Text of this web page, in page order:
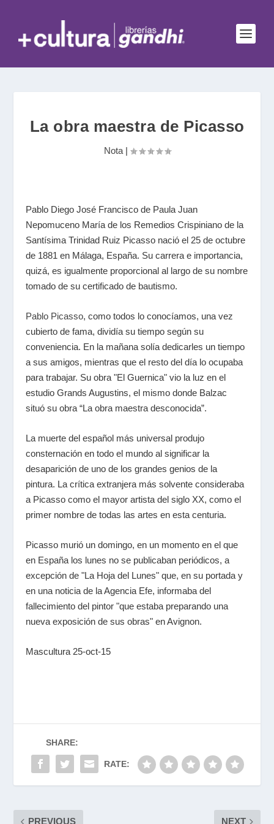
La obra maestra de Picasso
Nota|
Pablo Diego José Francisco de Paula Juan
Nepomuceno María de los Remedios Crispiniano de la
Santísima Trinidad Ruiz Picasso nació el 25 de octubre
de 1881 en Málaga, España. Su carrera e importancia,
quizá, es igualmente proporcional al largo de su nombre
tomado de su certificado de bautismo.
Pablo Picasso, como todos lo conocíamos, una vez
cubierto de fama, dividía su tiempo según su
conveniencia. En la mañana solía dedicarles un tiempo
a sus amigos, mientras que el resto del día lo ocupaba
para trabajar. Su obra "El Guernica" vio la luz en el
estudio Grands Augustins, el mismo donde Balzac
situó su obra “La obra maestra desconocida”.
La muerte del español más universal produjo
consternación en todo el mundo al significar la
desaparición de uno de los grandes genios de la
pintura. La crítica extranjera más solvente consideraba
a Picasso como el mayor artista del siglo XX, como el
primer nombre de todas las artes en esta centuria.
Picasso murió un domingo, en un momento en el que
en España los lunes no se publicaban periódicos, a
excepción de "La Hoja del Lunes" que, en su portada y
en una noticia de la Agencia Efe, informaba del
fallecimiento del pintor "que estaba preparando una
nueva exposición de sus obras" en Avignon.
Mascultura 25-oct-15
SHARE:
RATE:
PREVIOUS NEXT